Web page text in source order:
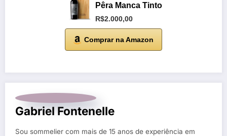
Pêra Manca Tinto
R$2.000,00
Comprar na Amazon
Gabriel Fontenelle
Sou sommelier com mais de 15 anos de experiência em